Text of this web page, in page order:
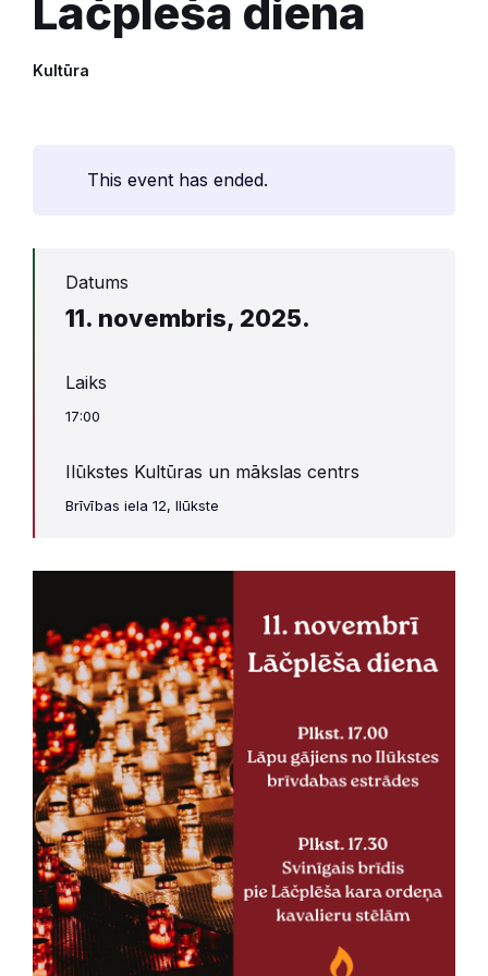
Lāčplēša diena
Kultūra
This event has ended.
Datums
11. novembris, 2025.
Laiks
17:00
Ilūkstes Kultūras un mākslas centrs
Brīvības iela 12, Ilūkste